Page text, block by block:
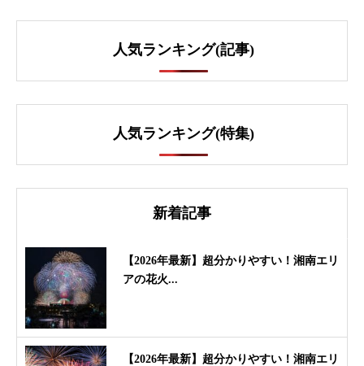
人気ランキング(記事)
人気ランキング(特集)
新着記事
【2026年最新】超分かりやすい！湘南エリ
アの花火...
【2026年最新】超分かりやすい！湘南エリ